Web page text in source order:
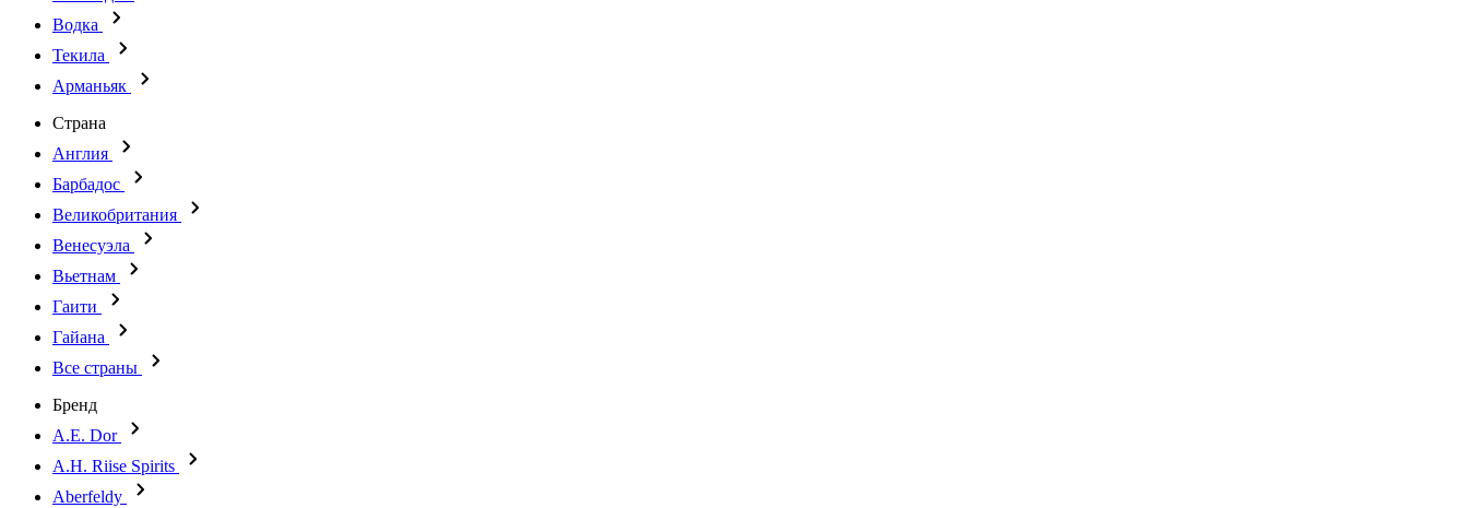
Водка
Текила
Арманьяк
Страна
Англия
Барбадос
Великобритания
Венесуэла
Вьетнам
Гаити
Гайана
Все страны
Бренд
A.E. Dor
A.H. Riise Spirits
Aberfeldy